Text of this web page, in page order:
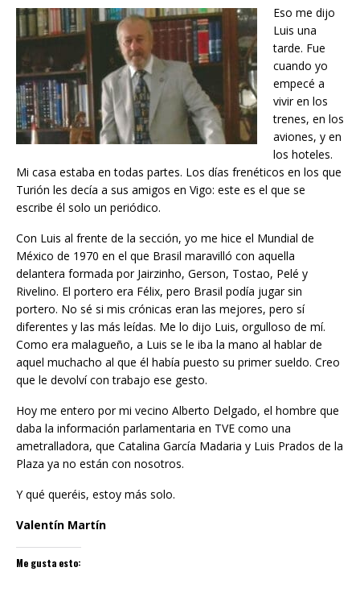
Eso me dijo
Luis una
tarde. Fue
cuando yo
empecé a
vivir en los
trenes, en los
aviones, y en
los hoteles.
Mi casa estaba en todas partes. Los días frenéticos en los que
Turión les decía a sus amigos en Vigo: este es el que se
escribe él solo un periódico.
Con Luis al frente de la sección, yo me hice el Mundial de
México de 1970 en el que Brasil maravilló con aquella
delantera formada por Jairzinho, Gerson, Tostao, Pelé y
Rivelino. El portero era Félix, pero Brasil podía jugar sin
portero. No sé si mis crónicas eran las mejores, pero sí
diferentes y las más leídas. Me lo dijo Luis, orgulloso de mí.
Como era malagueño, a Luis se le iba la mano al hablar de
aquel muchacho al que él había puesto su primer sueldo. Creo
que le devolví con trabajo ese gesto.
Hoy me entero por mi vecino Alberto Delgado, el hombre que
daba la información parlamentaria en TVE como una
ametralladora, que Catalina García Madaria y Luis Prados de la
Plaza ya no están con nosotros.
Y qué queréis, estoy más solo.
Valentín Martín
Me gusta esto: